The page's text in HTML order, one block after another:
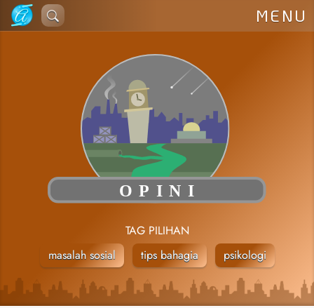
MENU
Lewati
TAG PILIHAN
masalah sosial
tips bahagia psikologi